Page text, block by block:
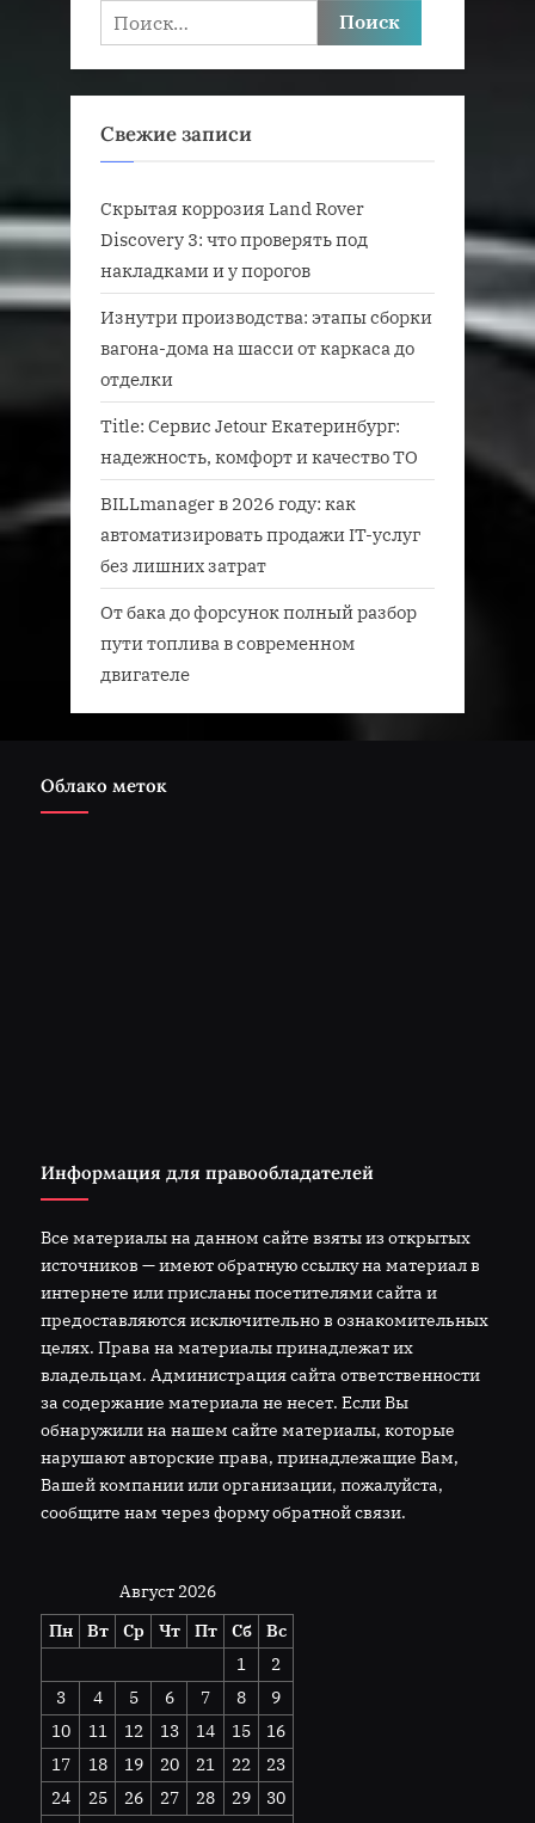
Найти:
Свежие записи
Скрытая коррозия Land Rover
Discovery 3: что проверять под
накладками и у порогов
Изнутри производства: этапы сборки
вагона-дома на шасси от каркаса до
отделки
Title: Сервис Jetour Екатеринбург:
надежность, комфорт и качество ТО
BILLmanager в 2026 году: как
автоматизировать продажи IT-услуг
без лишних затрат
От бака до форсунок полный разбор
пути топлива в современном
двигателе
Облако меток
Информация для правообладателей
Все материалы на данном сайте взяты из открытых
источников — имеют обратную ссылку на материал в
интернете или присланы посетителями сайта и
предоставляются исключительно в ознакомительных
целях. Права на материалы принадлежат их
владельцам. Администрация сайта ответственности
за содержание материала не несет. Если Вы
обнаружили на нашем сайте материалы, которые
нарушают авторские права, принадлежащие Вам,
Вашей компании или организации, пожалуйста,
сообщите нам через форму обратной связи.
Август 2026
Пн
Вт Ср Чт Пт Сб
Вс
1
2
3
4 5 6 7 8
9
10
11 12 13 14 15
16
17
18 19 20 21 22
23
24
25 26 27 28 29
30